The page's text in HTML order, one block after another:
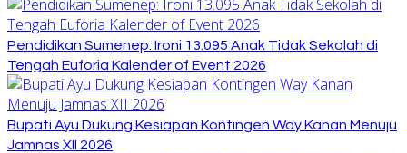
Pendidikan Sumenep: Ironi 13.095 Anak Tidak Sekolah di
Tengah Euforia Kalender of Event 2026
Bupati Ayu Dukung Kesiapan Kontingen Way Kanan Menuju
Jamnas XII 2026